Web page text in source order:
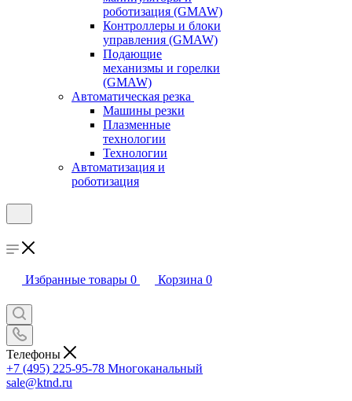
роботизация (GMAW)
Контроллеры и блоки
управления (GMAW)
Подающие
механизмы и горелки
(GMAW)
Автоматическая резка
Машины резки
Плазменные
технологии
Технологии
Автоматизация и
роботизация
Избранные товары 0 Корзина 0
Телефоны
+7 (495) 225-95-78 Многоканальный
sale@ktnd.ru